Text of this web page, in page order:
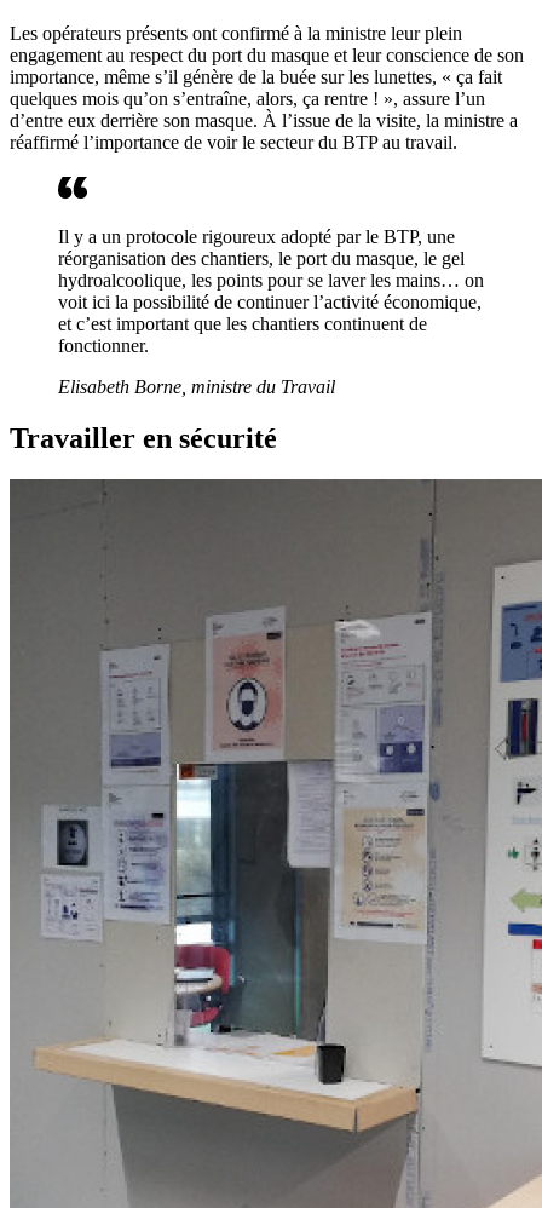
Les opérateurs présents ont confirmé à la ministre leur plein
engagement au respect du port du masque et leur conscience de son
importance, même s’il génère de la buée sur les lunettes, « ça fait
quelques mois qu’on s’entraîne, alors, ça rentre ! », assure l’un
d’entre eux derrière son masque. À l’issue de la visite, la ministre a
réaffirmé l’importance de voir le secteur du BTP au travail.
Il y a un protocole rigoureux adopté par le BTP, une
réorganisation des chantiers, le port du masque, le gel
hydroalcoolique, les points pour se laver les mains… on
voit ici la possibilité de continuer l’activité économique,
et c’est important que les chantiers continuent de
fonctionner.
Elisabeth Borne, ministre du Travail
Travailler en sécurité